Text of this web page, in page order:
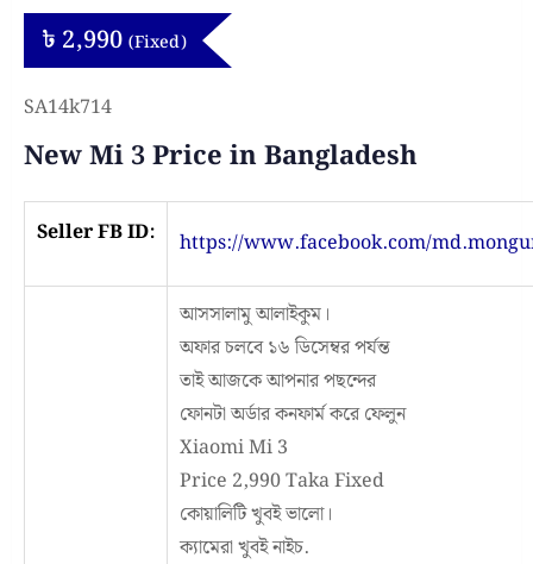
৳ 2,990 (Fixed)
SA14k714
New Mi 3 Price in Bangladesh
Seller FB ID: https://www.facebook.com/
আসসালামু আলাইকুম।
অফার চলবে ১৬ ডিসেম্বর পর্যন্ত
তাই আজকে আপনার পছন্দের
ফোনটা অর্ডার কনফার্ম করে ফেলুন
Xiaomi Mi 3
Price 2,990 Taka Fixed
কোয়ালিটি খুবই ভালো।
ক্যামেরা খুবই নাইচ.